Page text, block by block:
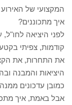
המקצועי של
איך מתכוננים?
לפני היציאה
קודמות, צפיתי
את התחרות, את
היציאות והמבנה
כמובן עדכונים
אבל באמת, איך